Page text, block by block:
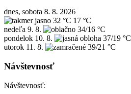
dnes, sobota 8. 8. 2026
32 °C 17 °C
nedeľa 9. 8.
34/16 °C
pondelok 10. 8.
37/19 °C
utorok 11. 8. 39/21 °C
Návštevnosť
Návštevnosť: